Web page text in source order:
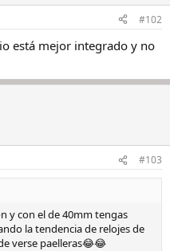
#102
está mejor integrado y no
#103
y con el de 40mm tengas
la tendencia de relojes de
verse paelleras😂😂